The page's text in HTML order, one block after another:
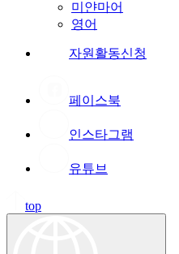
미얀마어
영어
자원활동신청
페이스북
인스타그램
유튜브
top